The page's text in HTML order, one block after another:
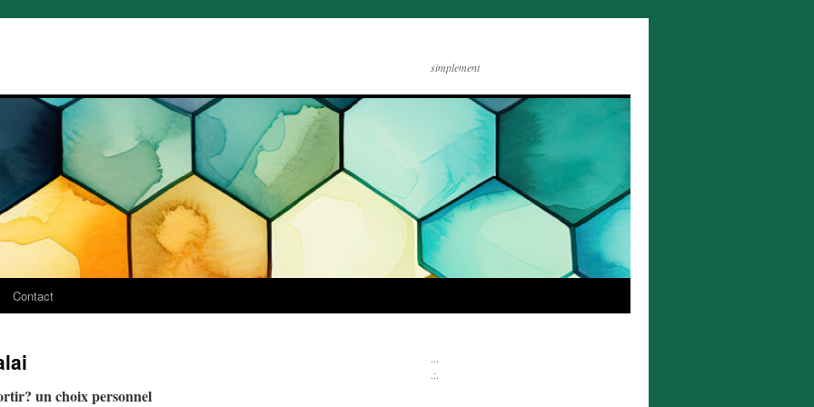
simplement
Contact
un choix personnel
...
.:.